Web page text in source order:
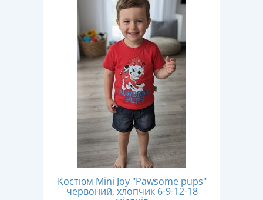
Костюм Mini Joy "Pawsome pups"
червоний, хлопчик 6-9-12-18